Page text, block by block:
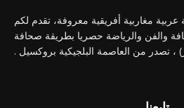
مغاربية أفريقية معروفة، تقدم لكم
والفن والرياضة حصريا بطريقة صحافة
، تصدر من العاصمة البلجيكية بروكسيل .